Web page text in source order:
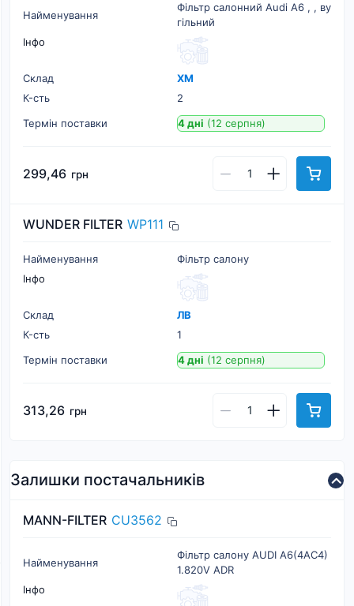
Найменування
Фільтр салонний Audi A6 , , ву
гільний
Інфо
Склад
ХМ
К-cть
2
Термін поставки
4 дні (12 серпня)
299,46 грн
WUNDER FILTER WP111
Найменування
Фільтр салону
Інфо
Склад
ЛВ
К-cть
1
Термін поставки
4 дні (12 серпня)
313,26 грн
Залишки постачальників
MANN-FILTER CU3562
Найменування
Фільтр салону AUDI A6(4AC4)
1.820V ADR
Інфо